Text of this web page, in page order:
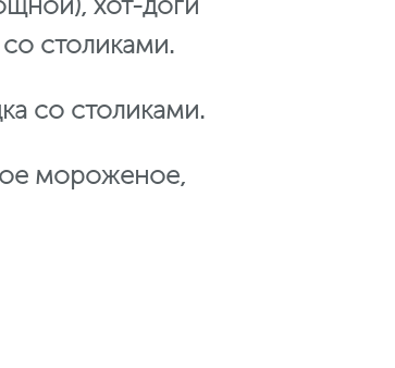
столиками.
со столиками.
мороженое,